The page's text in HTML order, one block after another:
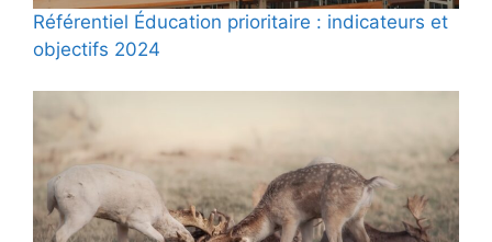
Référentiel Éducation prioritaire : indicateurs et
objectifs 2024